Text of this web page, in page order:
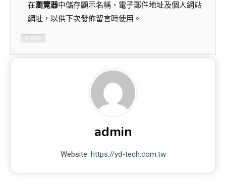
在瀏覽器中儲存顯示名稱、電子郵件地址及個人網站
網址，以供下次發佈留言時使用。
admin
Website: https://yd-tech.com.tw